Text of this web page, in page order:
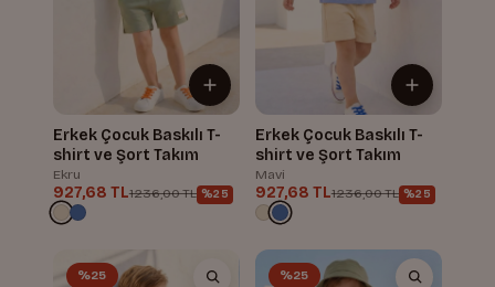
Erkek Çocuk Baskılı T-
shirt ve Şort Takım
Ekru
927,68 TL1.236,00 TL %25
Erkek Çocuk Baskılı T-
shirt ve Şort Takım
Mavi
927,68 TL1.236,00 TL %25
%25
%25